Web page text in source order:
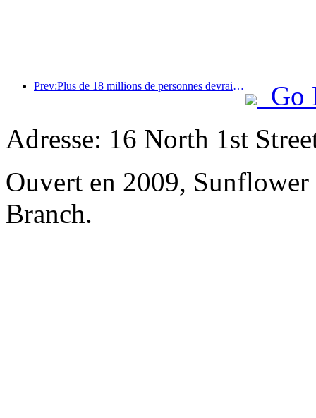
Prev:Plus de 18 millions de personnes devraient entrer et sortir du pays pendant les neuf jours de vacances du Nouvel An chinois.
Go
Adresse: 16 North 1st
Ouvert en 2009,
Branch.